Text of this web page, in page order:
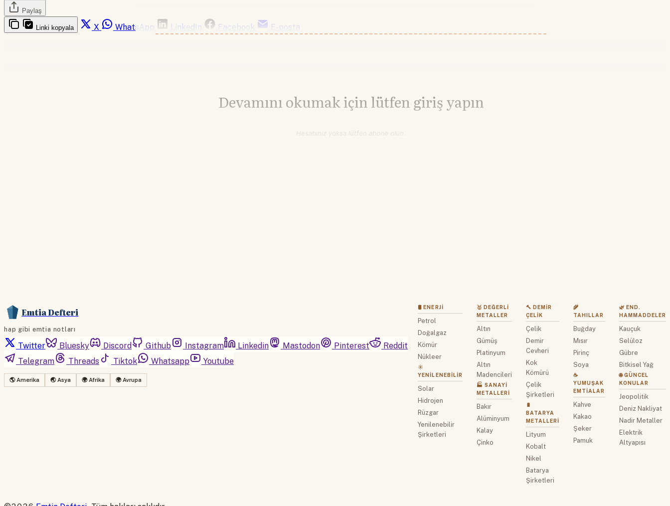
Paylaş
Linki kopyala X WhatsApp LinkedIn Facebook E-posta
Devamını okumak için lütfen giriş yapın
Hesabınız yoksa lütfen abone olun.
Emtia Defteri
hap gibi emtia notları
Twitter Bluesky Discord Github Instagram Linkedin Mastodon Pinterest
Reddit
Telegram
Threads Tiktok Whatsapp Youtube
🌎 Amerika 🌏 Asya 🌍 Afrika 🌍 Avrupa
🛢 ENERJI
Petrol
Doğalgaz
Kömür
Nükleer
☀️
YENILENEBILIR
Solar
Hidrojen
Rüzgar
Yenilenebilir
Şirketleri
🥇 DEĞERLI
METALLER
Altın
Gümüş
Platinyum
Altın
Madencileri
🏭 SANAYI
METALLERI
Bakır
Alüminyum
Kalay
Çinko
🔨 DEMIR
ÇELIK
Çelik
Demir
Cevheri
Kok
Kömürü
Çelik
Şirketleri
🔋
BATARYA
METALLERI
Lityum
Kobalt
Nikel
Batarya
Şirketleri
🌾
TAHILLAR
Buğday
Mısır
Pirinç
Soya
☕
YUMUŞAK
EMTIALAR
Kahve
Kakao
Şeker
Pamuk
🌿 END.
HAMMADDELER
Kauçuk
Selüloz
Gübre
Bitkisel Yağ
🌐 GÜNCEL
KONULAR
Jeopolitik
Deniz Nakliyat
Nadir Metaller
Elektrik
Altyapısı